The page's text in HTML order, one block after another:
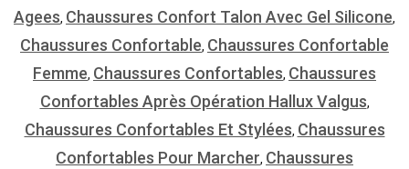
Agees, Chaussures Confort Talon Avec Gel Silicone,
Chaussures Confortable, Chaussures Confortable
Femme, Chaussures Confortables, Chaussures
Confortables Après Opération Hallux Valgus,
Chaussures Confortables Et Stylées, Chaussures
Confortables Pour Marcher, Chaussures